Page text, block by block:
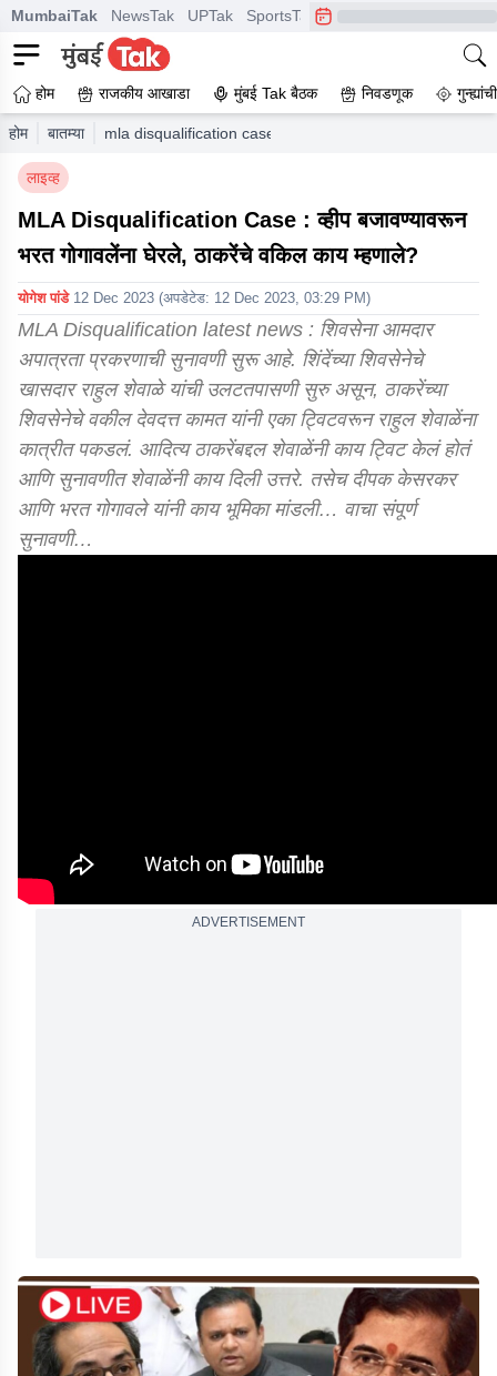
MumbaiTak NewsTak UPTak SportsTak CrimeTak
होम राजकीय आखाडा मुंबई Tak बैठक निवडणूक
होम बातम्या mla disqualification case live rahul shewale cross
लाइव्ह
MLA Disqualification Case : व्हीप बजावण्यावरून
भरत गोगावलेंना घेरले, ठाकरेंचे वकिल काय म्हणाले?
योगेश पांडे 12 Dec 2023 (अपडेटेड: 12 Dec 2023, 03:29 PM)
MLA Disqualification latest news : शिवसेना आमदार
अपात्रता प्रकरणाची सुनावणी सुरू आहे. शिंदेंच्या शिवसेनेचे
खासदार राहुल शेवाळे यांची उलटतपासणी सुरु असून, ठाकरेंच्या
शिवसेनेचे वकील देवदत्त कामत यांनी एका ट्विटवरून राहुल शेवाळेंना
कात्रीत पकडलं. आदित्य ठाकरेंबद्दल शेवाळेंनी काय ट्विट केलं होतं
आणि सुनावणीत शेवाळेंनी काय दिली उत्तरे. तसेच दीपक केसरकर
आणि भरत गोगावले यांनी काय भूमिका मांडली… वाचा संपूर्ण
सुनावणी…
ADVERTISEMENT